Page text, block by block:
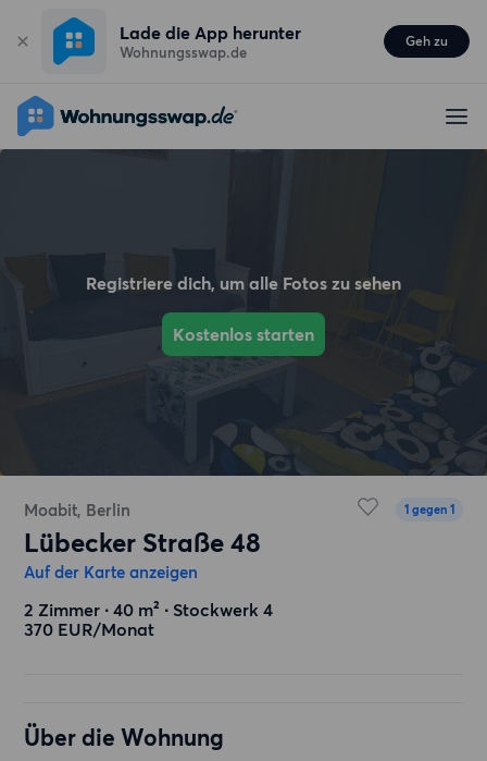
Lade die App herunter
Wohnungsswap.de
Geh zu
Registriere dich, um alle Fotos zu sehen
Kostenlos starten
Moabit, Berlin 1 gegen 1
Lübecker Straße 48
Auf der Karte anzeigen
2 Zimmer ∙ 40 m² ∙ Stockwerk 4
370 EUR/Monat
Über die Wohnung